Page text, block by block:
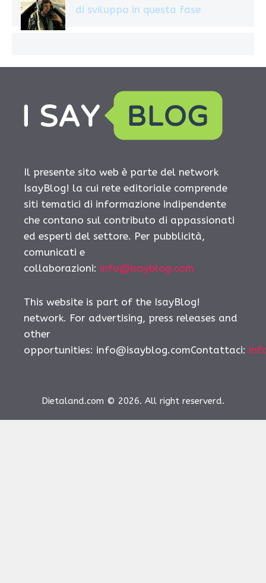
di sviluppo in questa fase
Il presente sito web è parte del network
IsayBlog! la cui rete editoriale comprende
siti tematici di informazione indipendente
che contano sul contributo di appassionati
ed esperti del settore. Per pubblicità,
comunicati e
collaborazioni: info@isayblog.com
This website is part of the IsayBlog!
network. For advertising, press releases and
other
opportunities: info@isayblog.comContattaci:
Dietaland.com © 2026. All right reserverd.